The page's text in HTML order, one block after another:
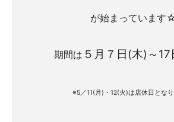
が始まっています
期間は ５月７日(木)～17
※5／11(月)・12(火)は店休日となり